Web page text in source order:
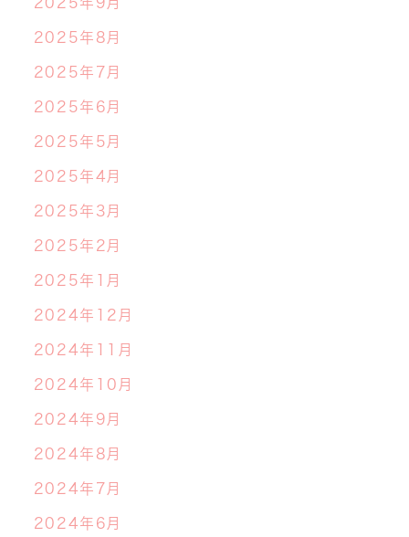
2025年9月
2025年8月
2025年7月
2025年6月
2025年5月
2025年4月
2025年3月
2025年2月
2025年1月
2024年12月
2024年11月
2024年10月
2024年9月
2024年8月
2024年7月
2024年6月